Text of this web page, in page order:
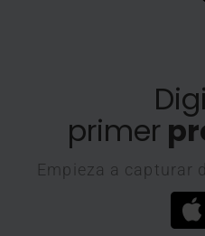
primer
Empieza a capturar